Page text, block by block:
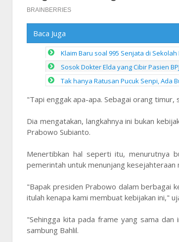
Baca Juga
Klaim Baru soal 995 Senjata di
Sosok Dokter Elda yang Cibir Pasien
Tak hanya Ratusan Pucuk Senpi, Ada
"Tapi enggak apa-apa. Sebagai orang
Dia mengatakan, langkahnya ini bukan
Prabowo Subianto.
Menertibkan hal seperti itu, menurutnya
pemerintah untuk menunjang
"Bapak presiden Prabowo dalam berbagai
itulah kenapa kami membuat kebijakan ini,"
"Sehingga kita pada frame yang sama dan
sambung Bahlil.